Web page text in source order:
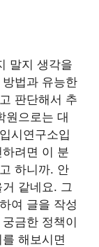
말지 생각을
법과 유능한
판단해서 추
원으로는 대
시연구소입
려면 이 분
하니까. 안
같네요. 그
여 글을 작성
금한 정책이
해보시면